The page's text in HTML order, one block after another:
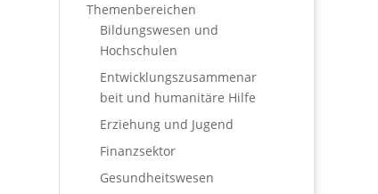
Themenbereichen
Bildungswesen und
Hochschulen
Entwicklungszusammenar
beit und humanitäre Hilfe
Erziehung und Jugend
Finanzsektor
Gesundheitswesen